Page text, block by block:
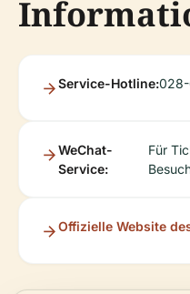
Service-Hotline:028-
WeChat-
Service:
Für
Offizielle Website